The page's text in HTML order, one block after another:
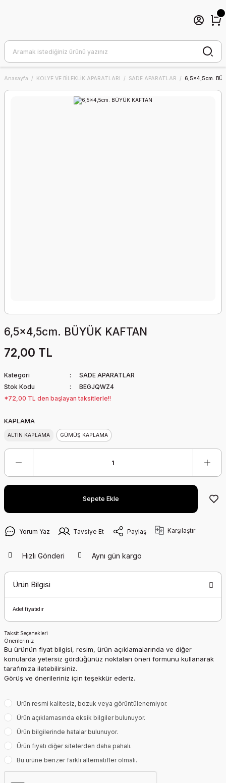
Anasayfa KOLYE VE BİLEKLİK APARATLARI SADE APARATLAR 6,5x4,5cm.
6,5x4,5cm. BÜYÜK KAFTAN
72,00 TL
Kategori
SADE APARATLAR
Stok Kodu
BEGJQWZ4
*72,00 TL den başlayan taksitlerle!!
KAPLAMA
ALTIN KAPLAMA GÜMÜŞ KAPLAMA
Sepete Ekle
Yorum Yaz Tavsiye Et Paylaş Karşılaştır
Hızlı Gönderi Aynı gün kargo
Ürün Bilgisi
Adet fiyatıdır
Taksit Seçenekleri
Önerileriniz
Bu ürünün fiyat bilgisi, resim, ürün açıklamalarında ve diğer
konularda yetersiz gördüğünüz noktaları öneri formunu kullanarak
tarafımıza iletebilirsiniz.
Görüş ve önerileriniz için teşekkür ederiz.
Ürün resmi kalitesiz, bozuk veya görüntülenemiyor.
Ürün açıklamasında eksik bilgiler bulunuyor.
Ürün bilgilerinde hatalar bulunuyor.
Ürün fiyatı diğer sitelerden daha pahalı.
Bu ürüne benzer farklı alternatifler olmalı.